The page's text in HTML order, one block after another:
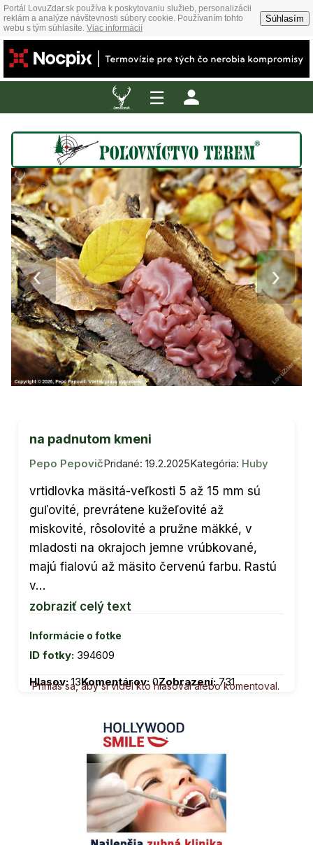
Portál LovuZdar.sk používa k poskytovaniu služieb, personalizácii
reklám a analýze návštevnosti súbory cookie. Používaním tohto
webu s tým súhlasíte. Viac informácií
Súhlasím
☰
‹ ›
na padnutom kmeni
Pepo PepovičPridané: 19.2.2025Kategória: Huby
vrtidlovka mäsitá-veľkosti 5 až 15 mm sú
guľovité, prevrátene kužeľovité až
miskovité, rôsolovité a pružne mäkké, v
mladosti na okrajoch jemne vrúbkované,
majú fialovú až mäsito červenú farbu. Rastú
v…
zobraziť celý text
Informácie o fotke
ID fotky: 394609
Hlasov:13Komentárov:0Zobrazení:731
Prihlás sa, aby si videl kto hlasoval alebo komentoval.